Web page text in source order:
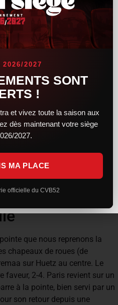
que nous reprenons la
chapeaux de roues (de
sur Huetz au centre. Le
faveur, 2-4. Paris revient sur un
à la pointe, bien servi par un
son retour depuis une
2026/2027
SONT
!
et vivez toute la saison aux
dès maintenant votre siège
2027.
MA PLACE
officielle du CVB52